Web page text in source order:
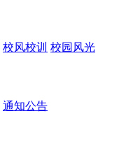
校风校训 校园风光
通知公告